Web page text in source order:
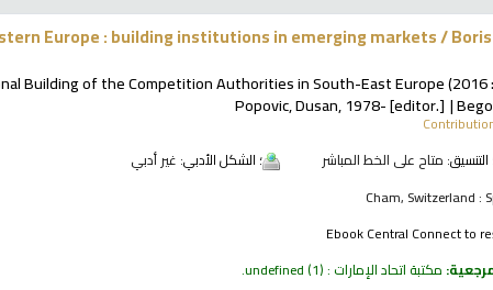
Europe : building institutions in emerging markets /
Building of the Competition Authorities in South-East Europe(2016
Popovic, Dusan, 1978-[editor.]
التنسيق: متاح على الخط المباشر ؛ الشكل الأدبي: غير أدبي
Cham, Switzerland :
Ebook Central Connect to
مكتبة اتحاد الإمارات : undefined(1).